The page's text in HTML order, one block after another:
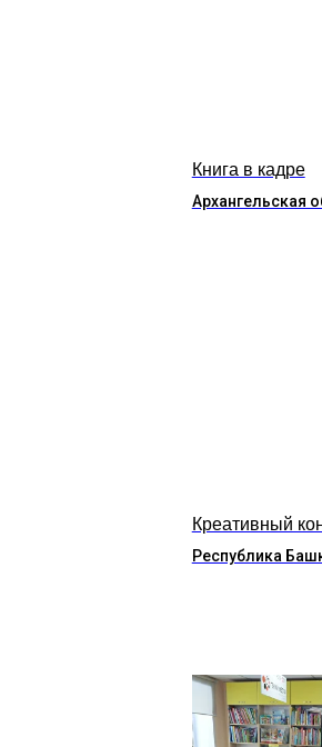
Книга в кадре
Архангельская
Креативный
Республика